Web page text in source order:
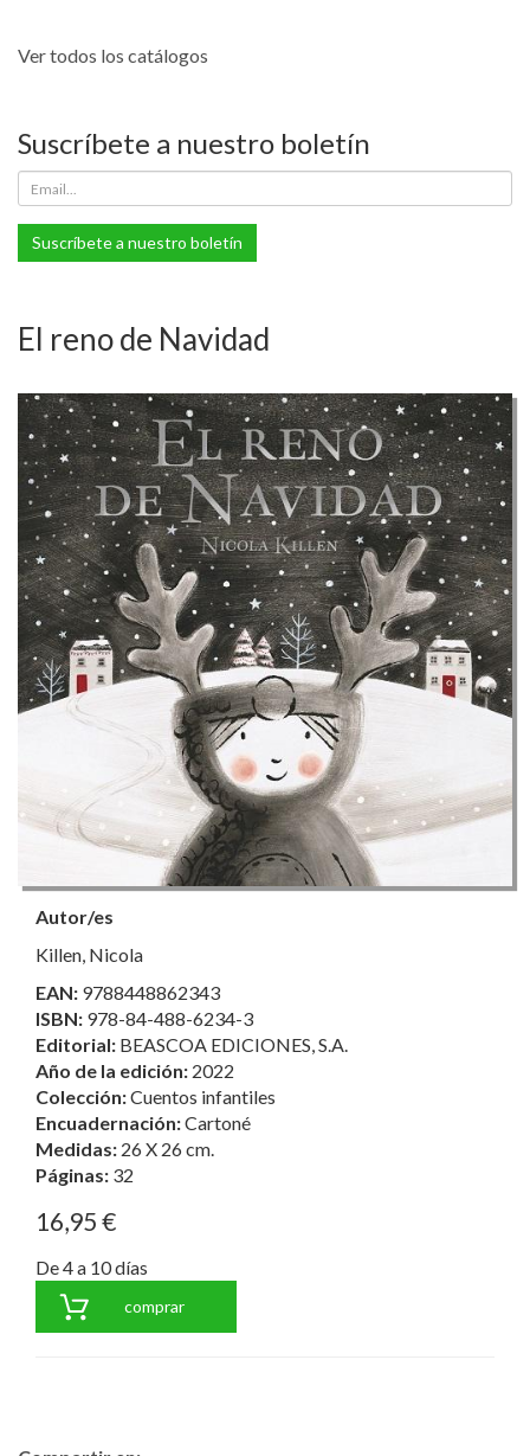
Ver todos los catálogos
Suscríbete a nuestro boletín
Suscríbete a nuestro boletín
El reno de Navidad
Autor/es
Killen, Nicola
EAN: 9788448862343
ISBN: 978-84-488-6234-3
Editorial: BEASCOA EDICIONES, S.A.
Año de la edición: 2022
Colección:Cuentos infantiles
Encuadernación:Cartoné
Medidas: 26 X 26 cm.
Páginas: 32
16,95 €
De 4 a 10 días
comprar